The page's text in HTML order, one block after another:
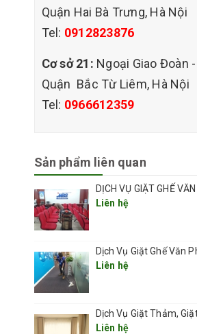
Quận Hai Bà Trưng, Hà Nội
Tel: 0912823876
Cơ sở 21: Ngoại Giao Đoàn -
Quận Bắc Từ Liêm, Hà Nội
Tel: 0966612359
Sản phẩm liên quan
Liên hệ
Liên hệ
Liên hệ